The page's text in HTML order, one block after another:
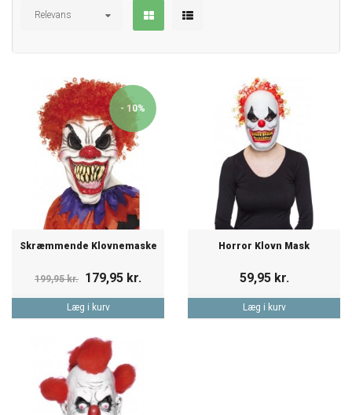
Relevans
- 10%
Skræmmende Klovnemaske
199,95 kr. 179,95 kr.
Læg i kurv
Horror Klovn Mask
59,95 kr.
Læg i kurv